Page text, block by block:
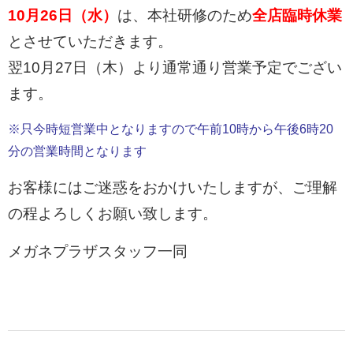
10月26 日（水） は、本社研修のため全店臨時休業
とさせていただきます。
翌10月27日（木）より通常通り営業予定でござい
ます。
※只今時短営業中となりますので午前10時から午後6時20
分の営業時間となります
お客様にはご迷惑をおかけいたしますが、ご理解
の程よろしくお願い致します。
メガネプラザスタッフ一同